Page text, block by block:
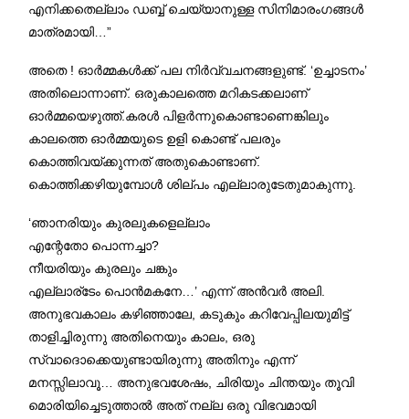
എനിക്കതെല്ലാം ഡബ്ബ് ചെയ്യാനുള്ള സിനിമാരംഗങ്ങള്‍
മാത്രമായി…”
അതെ ! ഓര്‍മ്മകള്‍ക്ക് പല നിര്‍വ്വചനങ്ങളുണ്ട്. ‘ഉച്ചാടനം’
അതിലൊന്നാണ്. ഒരുകാലത്തെ മറികടക്കലാണ്
ഓര്‍മ്മയെഴുത്ത്.കരള്‍ പിളര്‍ന്നുകൊണ്ടാണെങ്കിലും
കാലത്തെ ഓര്‍മ്മയുടെ ഉളി കൊണ്ട് പലരും
കൊത്തിവയ്ക്കുന്നത് അതുകൊണ്ടാണ്.
കൊത്തിക്കഴിയുമ്പോള്‍ ശില്പം എല്ലാരുടേതുമാകുന്നു.
‘ഞാനരിയും കുരലുകളെല്ലാം
എന്റേതോ പൊന്നച്ചാ?
നീയരിയും കുരലും ചങ്കും
എല്ലാര്‌ടേം പൊന്‍മകനേ…’ എന്ന് അന്‍വര്‍ അലി.
അനുഭവകാലം കഴിഞ്ഞാലേ, കടുകും കറിവേപ്പിലയുമിട്ട്
താളിച്ചിരുന്നു അതിനെയും കാലം, ഒരു
സ്വാദൊക്കെയുണ്ടായിരുന്നു അതിനും എന്ന്
മനസ്സിലാവൂ… അനുഭവശേഷം, ചിരിയും ചിന്തയും തൂവി
മൊരിയിച്ചെടുത്താല്‍ അത് നല്ല ഒരു വിഭവമായി